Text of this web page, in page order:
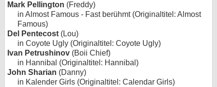
Mark Pellington (Freddy)
in Almost Famous - Fast berühmt (Originaltitel: Almost
Famous)
Del Pentecost (Lou)
in Coyote Ugly (Originaltitel: Coyote Ugly)
Ivan Petrushinov (Boii Chief)
in Hannibal (Originaltitel: Hannibal)
John Sharian (Danny)
in Kalender Girls (Originaltitel: Calendar Girls)